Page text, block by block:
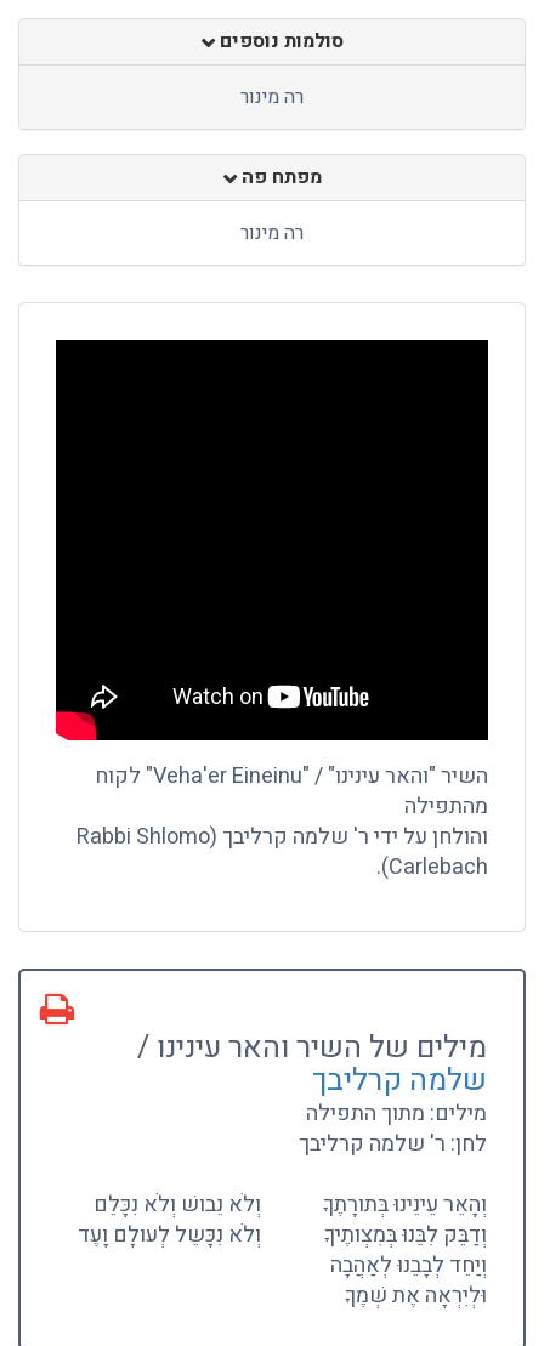
סולמות נוספים
רה מינור
מפתח פה
רה מינור
השיר "והאר עינינו" / "Veha'er Eineinu" לקוח
מהתפילה
והולחן על ידי ר' שלמה קרליבך (Rabbi Shlomo
Carlebach).
מילים של השיר והאר עינינו /
שלמה קרליבך
מילים: מתוך התפילה
לחן: ר' שלמה קרליבך
וְהָאֵר עֵינֵינוּ בְּתורָתֶךָ
וְדַבֵּק לִבֵּנוּ בְּמִצְותֶיךָ
וְיַחֵד לְבָבֵנוּ לְאַהֲבָה
וּלְיִרְאָה אֶת שְׁמֶךָ
וְלֹא נֵבושׁ וְלֹא נִכָּלֵם
וְלֹא נִכָּשֵל לְעולָם וָעֶד